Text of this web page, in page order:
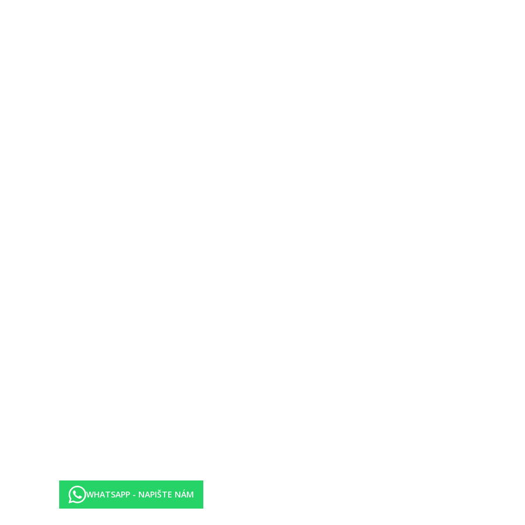
pohodlí a relaxaci. Každý pokoj je vybaven vlastním sociálním zařízením a koupelnou se sprchou či vanou. Pokoje disponují také
nebo terasou a jsou plně klimatizovány. V každém pokoji je dostupné WiFi připojení
do hotelového fitness centra. K relaxaci a odpočinku vám dobře poslouží hotelové Wellness zázemí s nabídkou masáží a relaxačních
personál vám rád pomůže se vším, od pronájmu auta až po plánování výletů, a doporučí vám ta nejlepší místa na ostrově
WHATSAPP - NAPIŠTE NÁM